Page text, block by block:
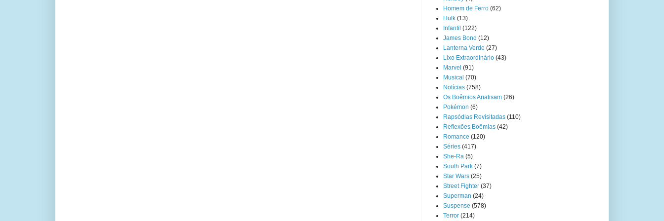
Homem de Ferro (62)
Hulk (13)
Infantil (122)
James Bond (12)
Lanterna Verde (27)
Lixo Extraordinário (43)
Marvel (91)
Musical (70)
Notícias (758)
Os Boêmios Analisam (26)
Pokémon (6)
Rapsódias Revisitadas (110)
Reflexões Boêmias (42)
Romance (120)
Séries (417)
She-Ra (5)
South Park (7)
Star Wars (25)
Street Fighter (37)
Superman (24)
Suspense (578)
Terror (214)